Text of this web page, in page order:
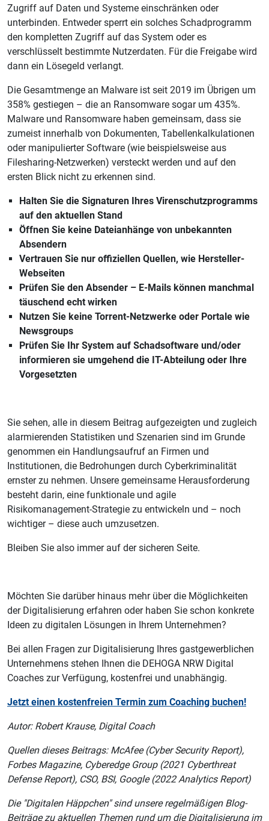
Zugriff auf Daten und Systeme einschränken oder
unterbinden. Entweder sperrt ein solches Schadprogramm
den kompletten Zugriff auf das System oder es
verschlüsselt bestimmte Nutzerdaten. Für die Freigabe wird
dann ein Lösegeld verlangt.
Die Gesamtmenge an Malware ist seit 2019 im Übrigen um
358% gestiegen – die an Ransomware sogar um 435%.
Malware und Ransomware haben gemeinsam, dass sie
zumeist innerhalb von Dokumenten, Tabellenkalkulationen
oder manipulierter Software (wie beispielsweise aus
Filesharing-Netzwerken) versteckt werden und auf den
ersten Blick nicht zu erkennen sind.
Halten Sie die Signaturen Ihres Virenschutzprogramms
auf den aktuellen Stand
Öffnen Sie keine Dateianhänge von unbekannten
Absendern
Vertrauen Sie nur offiziellen Quellen, wie Hersteller-
Webseiten
Prüfen Sie den Absender – E-Mails können manchmal
täuschend echt wirken
Nutzen Sie keine Torrent-Netzwerke oder Portale wie
Newsgroups
Prüfen Sie Ihr System auf Schadsoftware und/oder
informieren sie umgehend die IT-Abteilung oder Ihre
Vorgesetzten
Sie sehen, alle in diesem Beitrag aufgezeigten und zugleich
alarmierenden Statistiken und Szenarien sind im Grunde
genommen ein Handlungsaufruf an Firmen und
Institutionen, die Bedrohungen durch Cyberkriminalität
ernster zu nehmen. Unsere gemeinsame Herausforderung
besteht darin, eine funktionale und agile
Risikomanagement-Strategie zu entwickeln und – noch
wichtiger – diese auch umzusetzen.
Bleiben Sie also immer auf der sicheren Seite.
Möchten Sie darüber hinaus mehr über die Möglichkeiten
der Digitalisierung erfahren oder haben Sie schon konkrete
Ideen zu digitalen Lösungen in Ihrem Unternehmen?
Bei allen Fragen zur Digitalisierung Ihres gastgewerblichen
Unternehmens stehen Ihnen die DEHOGA NRW Digital
Coaches zur Verfügung, kostenfrei und unabhängig.
Jetzt einen kostenfreien Termin zum Coaching buchen!
Autor: Robert Krause, Digital Coach
Quellen dieses Beitrags:McAfee (Cyber Security Report),
Forbes Magazine, Cyberedge Group (2021 Cyberthreat
Defense Report), CSO, BSI, Google (2022 Analytics Report)
Die "Digitalen Häppchen" sind unsere regelmäßigen Blog-
Beiträge zu aktuellen Themen rund um die Digitalisierung im